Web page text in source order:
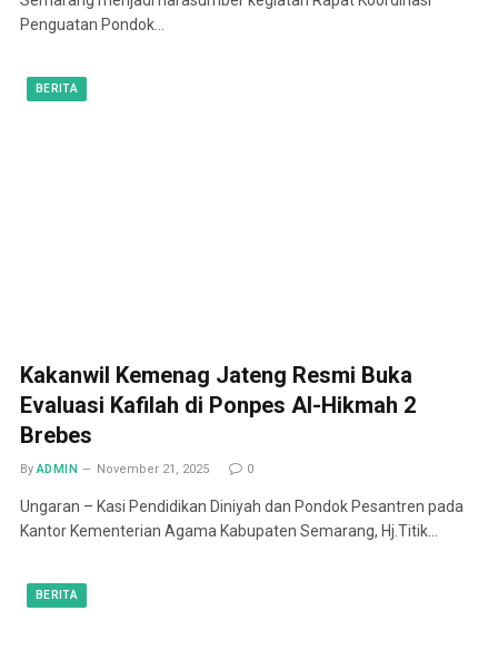
Penguatan Pondok…
BERITA
Kakanwil Kemenag Jateng Resmi Buka
Evaluasi Kafilah di Ponpes Al-Hikmah 2
Brebes
By ADMIN November 21, 2025 0
Ungaran – Kasi Pendidikan Diniyah dan Pondok Pesantren pada
Kantor Kementerian Agama Kabupaten Semarang, Hj.Titik…
BERITA